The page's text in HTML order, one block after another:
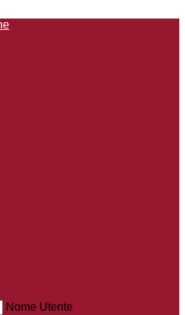
Nome Utente